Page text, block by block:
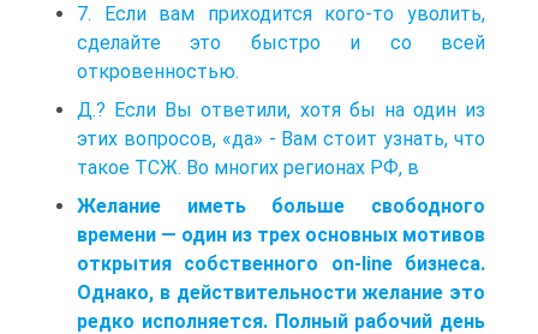
7. Если вам приходится кого-то уволить,
сделайте это быстро и со всей
откровенностью.
Д.? Если Вы ответили, хотя бы на один из
этих вопросов, «да» - Вам стоит узнать, что
такое ТСЖ. Во многих регионах РФ, в
Желание иметь больше свободного
времени — один из трех основных мотивов
открытия собственного on-line бизнеса.
Однако, в действительности желание это
редко исполняется. Полный рабочий день